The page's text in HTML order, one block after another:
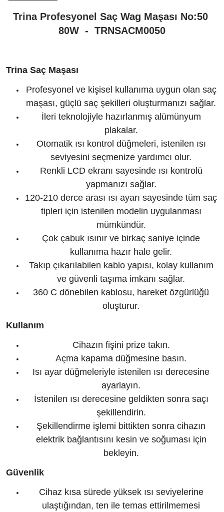
Trina Profesyonel Saç Wag Maşası No:50
80W - TRNSACM0050
Trina Saç Maşası
Profesyonel ve kişisel kullanıma uygun olan saç
maşası, güçlü saç şekilleri oluşturmanızı sağlar.
İleri teknolojiyle hazırlanmış alümünyum
plakalar.
Otomatik ısı kontrol düğmeleri, istenilen ısı
seviyesini seçmenize yardımcı olur.
Renkli LCD ekranı sayesinde ısı kontrolü
yapmanızı sağlar.
120-210 derce arası ısı ayarı sayesinde tüm saç
tipleri için istenilen modelin uygulanması
mümkündür.
Çok çabuk ısınır ve birkaç saniye içinde
kullanıma hazır hale gelir.
Takıp çıkarılabilen kablo yapısı, kolay kullanım
ve güvenli taşıma imkanı sağlar.
360 C dönebilen kablosu, hareket özgürlüğü
oluşturur.
Kullanım
Cihazın fişini prize takın.
Açma kapama düğmesine basın.
Isı ayar düğmeleriyle istenilen ısı derecesine
ayarlayın.
İstenilen ısı derecesine geldikten sonra saçı
şekillendirin.
Şekillendirme işlemi bittikten sonra cihazın
elektrik bağlantısını kesin ve soğuması için
bekleyin.
Güvenlik
Cihaz kısa sürede yüksek ısı seviyelerine
ulaştığından, ten ile temas ettirilmemesi